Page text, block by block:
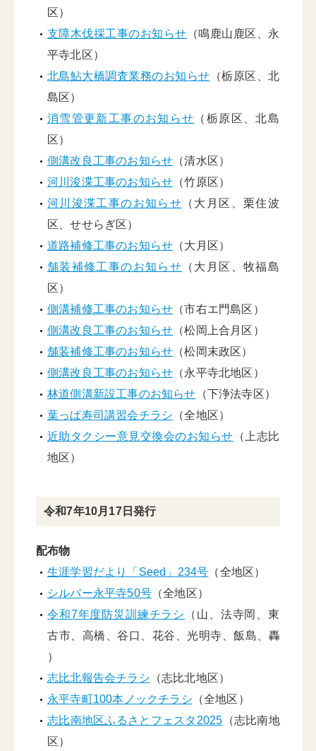
区）
支障木伐採工事のお知らせ （鳴鹿山鹿区、永
平寺北区）
北島鮎大橋調査業務のお知らせ （栃原区、北
島区）
消雪管更新工事のお知らせ （栃原区、北島
区）
側溝改良工事のお知らせ （清水区）
河川浚渫工事のお知らせ （竹原区）
河川浚渫工事のお知らせ （大月区、栗住波
区、せせらぎ区）
道路補修工事のお知らせ （大月区）
舗装補修工事のお知らせ （大月区、牧福島
区）
側溝補修工事のお知らせ （市右エ門島区）
側溝改良工事のお知らせ （松岡上合月区）
舗装補修工事のお知らせ （松岡末政区）
側溝改良工事のお知らせ （永平寺北地区）
林道側溝新設工事のお知らせ （下浄法寺区）
葉っぱ寿司講習会チラシ （全地区）
近助タクシー意見交換会のお知らせ （上志比
地区）
令和7年10月17日発行
配布物
生涯学習だより「Seed」234号 （全地区）
シルバー永平寺50号 （全地区）
令和7年度防災訓練チラシ
（山、法寺岡、東
古市、高橋、谷口、花谷、光明寺、飯島、轟
）
志比北報告会チラシ （志比北地区）
永平寺町100本ノックチラシ （全地区）
志比南地区ふるさとフェスタ2025 （志比南地
区）